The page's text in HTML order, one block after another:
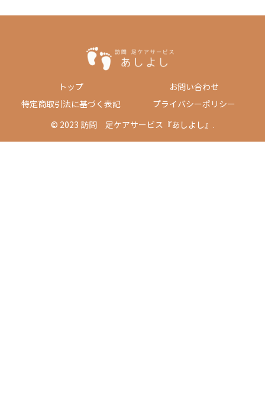
トップ
お問い合わせ
特定商取引法に基づく表記
プライバシーポリシー
© 2023 訪問 足ケアサービス『あしよし』.